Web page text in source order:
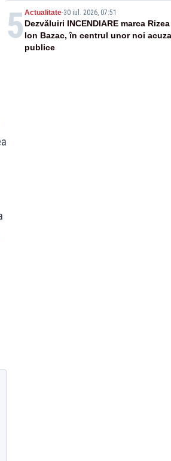
5 Actualitate-30 iul. 2026, 07:51
Dezvăluiri INCENDIARE marca Rizea
Ion Bazac, în centrul unor noi
publice